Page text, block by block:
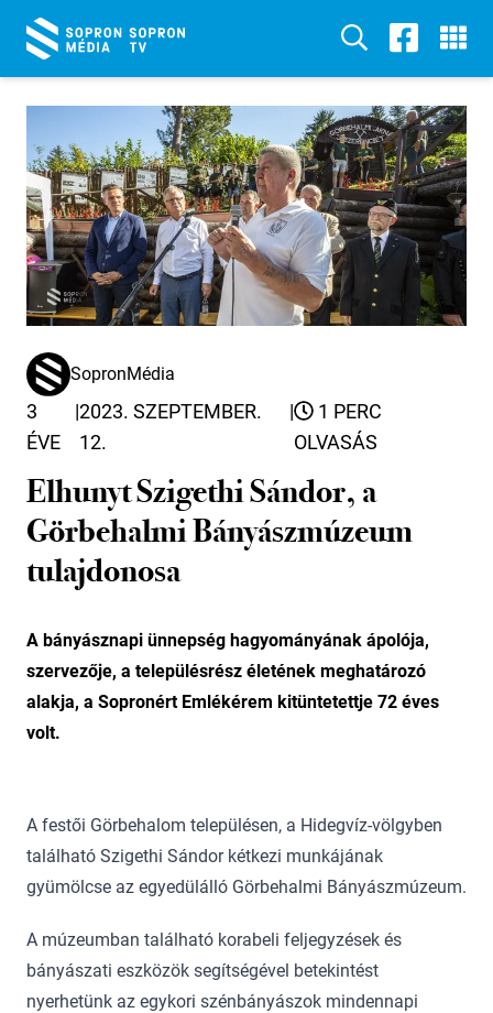
SopronMédia
3
ÉVE
|2023. SZEPTEMBER.
12.
|
1 PERC
OLVASÁS
Elhunyt Szigethi Sándor, a
Görbehalmi Bányászmúzeum
tulajdonosa
A bányásznapi ünnepség hagyományának ápolója,
szervezője, a településrész életének meghatározó
alakja, a Sopronért Emlékérem kitüntetettje 72 éves
volt.
A festői Görbehalom településen, a Hidegvíz-völgyben
található Szigethi Sándor kétkezi munkájának
gyümölcse az egyedülálló Görbehalmi Bányászmúzeum.
A múzeumban található korabeli feljegyzések és
bányászati eszközök segítségével betekintést
nyerhetünk az egykori szénbányászok mindennapi